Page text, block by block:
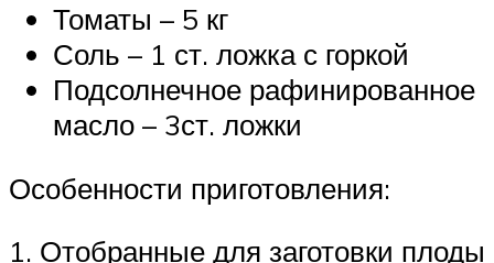
Томаты – 5 кг
Соль – 1 ст. ложка с горкой
Подсолнечное рафинированное
масло – 3ст. ложки
Особенности приготовления:
1. Отобранные для заготовки плоды